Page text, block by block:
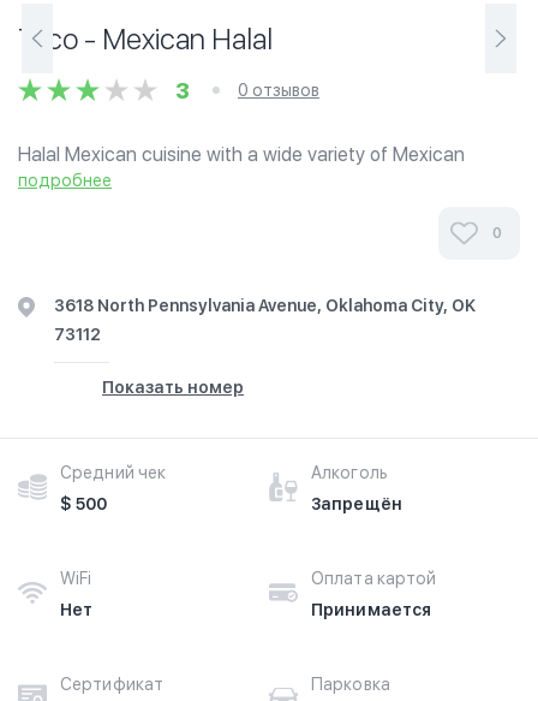
Taco - Mexican Halal
3 0 отзывов
Halal Mexican cuisine with a wide variety of Mexican
dishes including tacos, burritos and quesadillas.
подробнее
0
3618 North Pennsylvania Avenue, Oklahoma City, OK
73112
Показать номер
Средний чек
$ 500
Алкоголь
Запрещён
WiFi
Нет
Оплата картой
Принимается
Сертификат
Парковка